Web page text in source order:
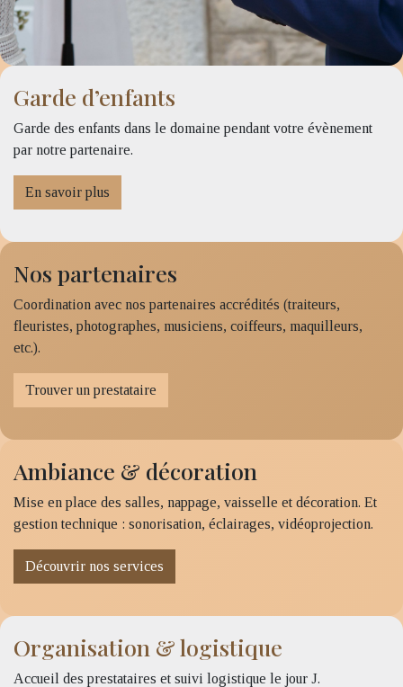
Garde d’enfants
Garde des enfants dans le domaine pendant votre évènement
par notre partenaire.
En savoir plus
Nos partenaires
Coordination avec nos partenaires accrédités (traiteurs,
fleuristes, photographes, musiciens, coiffeurs, maquilleurs,
etc.).
Trouver un prestataire
Ambiance & décoration
Mise en place des salles, nappage, vaisselle et décoration. Et
gestion technique : sonorisation, éclairages, vidéoprojection.
Découvrir nos services
Organisation & logistique
Accueil des prestataires et suivi logistique le jour J.